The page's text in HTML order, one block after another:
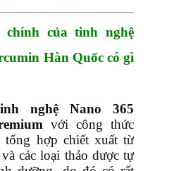
chính củatinh nghệ
Hàn Quốc có gì
nghệ Nano 365
với công thức
tổng hợp chiết xuất từ
các loại thảo dược tự